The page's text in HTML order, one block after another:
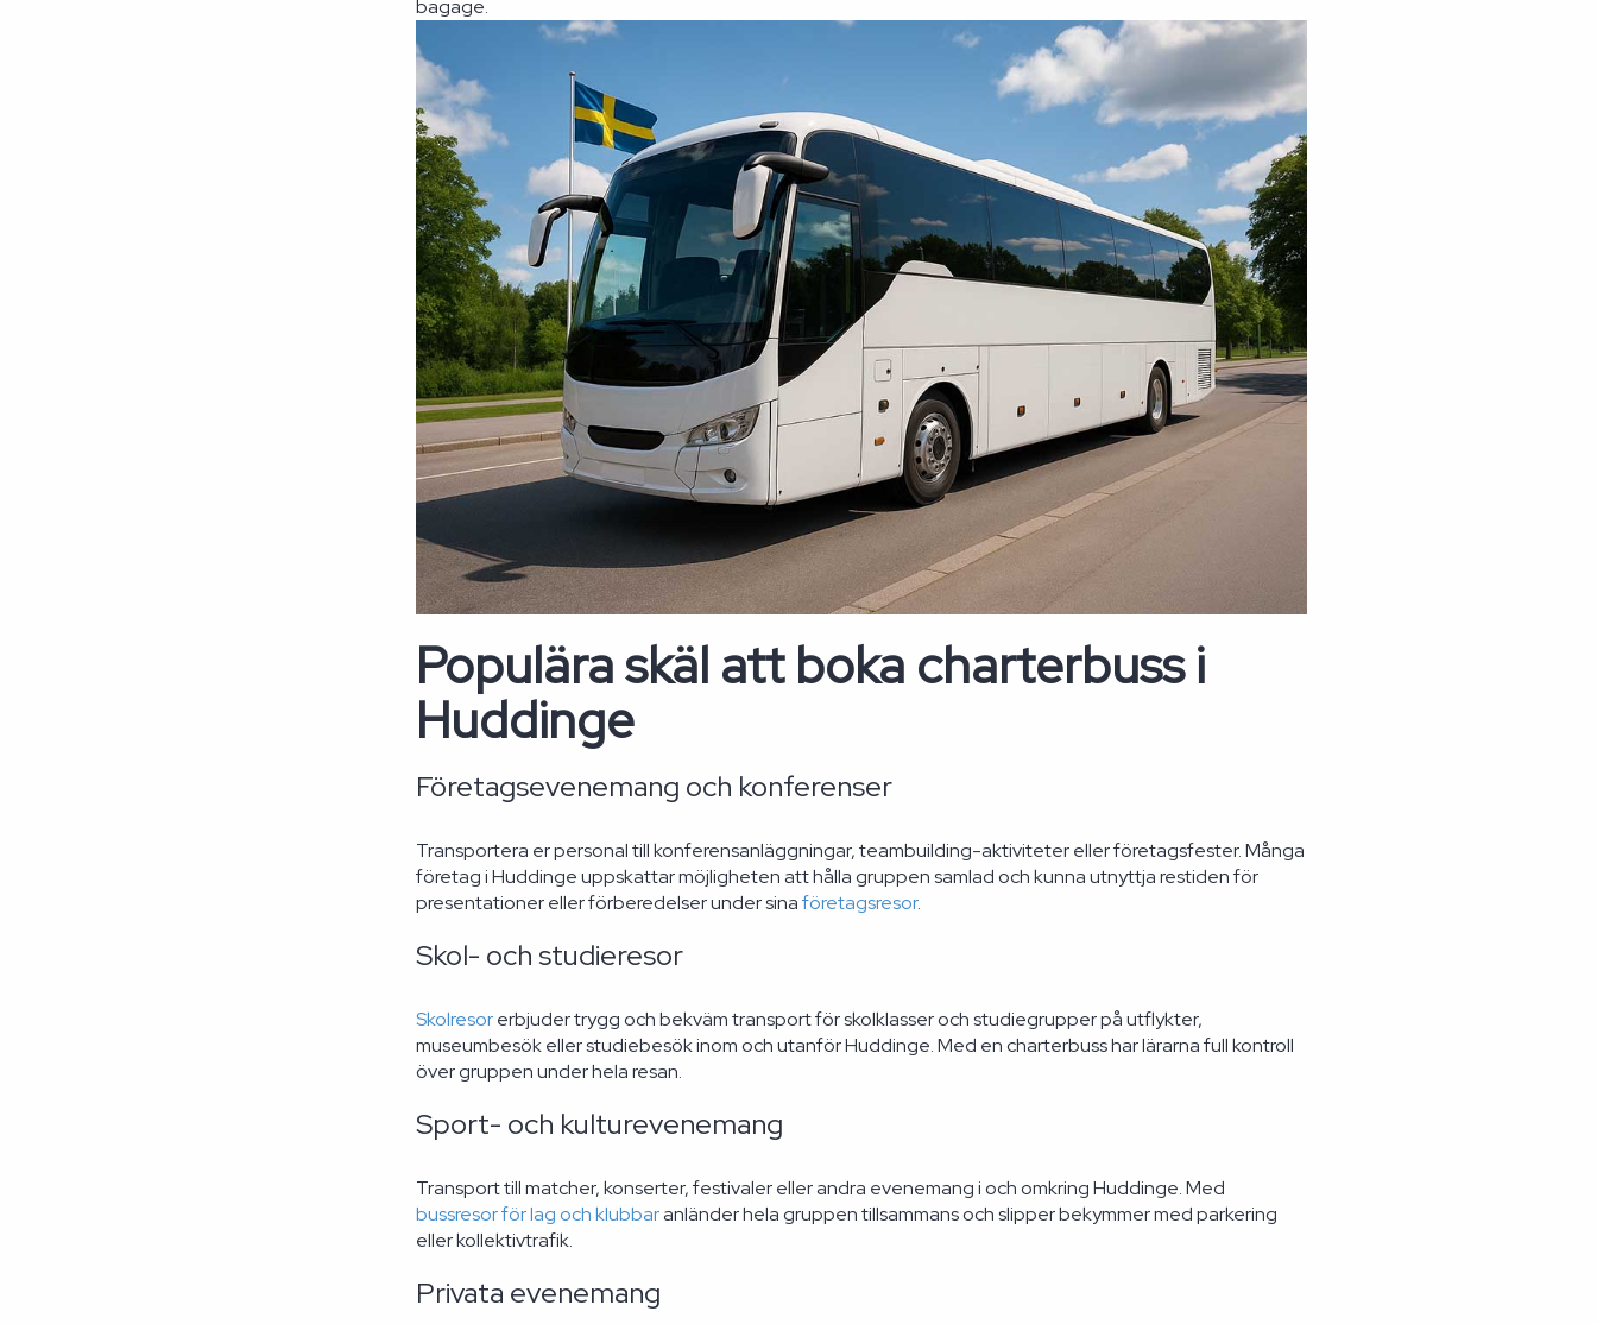
bagage.
Populära skäl att boka charterbuss i
Huddinge
Företagsevenemang och konferenser
Transportera er personal till konferensanläggningar, teambuilding-aktiviteter eller företagsfester. Många
företag i Huddinge uppskattar möjligheten att hålla gruppen samlad och kunna utnyttja restiden för
presentationer eller förberedelser under sinaföretagsresor.
Skol- och studieresor
Skolresorerbjuder trygg och bekväm transport för skolklasser och studiegrupper på utflykter,
museumbesök eller studiebesök inom och utanför Huddinge. Med en charterbuss har lärarna full kontroll
över gruppen under hela resan.
Sport- och kulturevenemang
Transport till matcher, konserter, festivaler eller andra evenemang i och omkring Huddinge. Med
bussresor för lag och klubbaranländer hela gruppen tillsammans och slipper bekymmer med parkering
eller kollektivtrafik.
Privata evenemang